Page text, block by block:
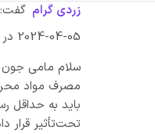
زردی گرام گفت:
2024-04-05 در 03:16
سلام مامی جون
مصرف مواد
باید به حداقل
تحت‌تأثیر قرار